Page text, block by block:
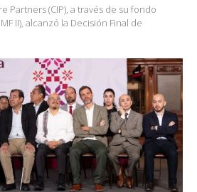
Partners (CIP), a través de su fondo
II), alcanzó la Decisión Final de